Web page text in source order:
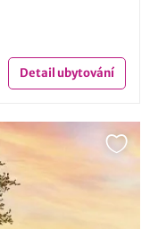
Detailubytování